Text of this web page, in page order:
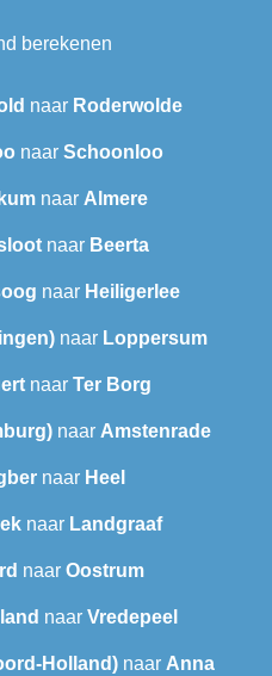
berekenen
naar Roderwolde
naar Schoonloo
naar Almere
naar Beerta
naar Heiligerlee
naar Loppersum
naar Ter Borg
naar Amstenrade
naar Heel
naar Landgraaf
naar Oostrum
naar Vredepeel
Holland)naar Anna